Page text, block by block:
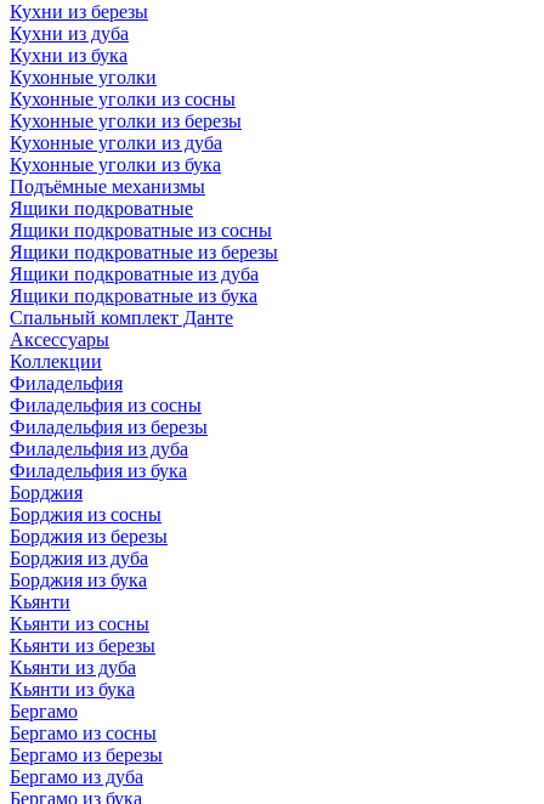
Кухни из березы
Кухни из дуба
Кухни из бука
Кухонные уголки
Кухонные уголки из сосны
Кухонные уголки из березы
Кухонные уголки из дуба
Кухонные уголки из бука
Подъёмные механизмы
Ящики подкроватные
Ящики подкроватные из сосны
Ящики подкроватные из березы
Ящики подкроватные из дуба
Ящики подкроватные из бука
Спальный комплект Данте
Аксессуары
Коллекции
Филадельфия
Филадельфия из сосны
Филадельфия из березы
Филадельфия из дуба
Филадельфия из бука
Борджия
Борджия из сосны
Борджия из березы
Борджия из дуба
Борджия из бука
Кьянти
Кьянти из сосны
Кьянти из березы
Кьянти из дуба
Кьянти из бука
Бергамо
Бергамо из сосны
Бергамо из березы
Бергамо из дуба
Бергамо из бука